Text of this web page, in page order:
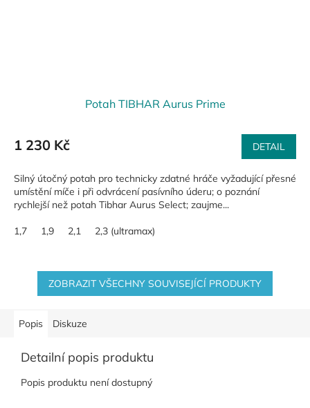
Potah TIBHAR Aurus Prime
1 230 Kč DETAIL
Silný útočný potah pro technicky zdatné hráče vyžadující přesné
umístění míče i při odvrácení pasívního úderu; o poznání
rychlejší než potah Tibhar Aurus Select; zaujme...
1,7 1,9 2,1 2,3 (ultramax)
ZOBRAZIT VŠECHNY SOUVISEJÍCÍ PRODUKTY
Popis Diskuze
Detailní popis produktu
Popis produktu není dostupný